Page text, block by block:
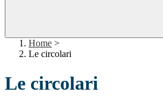
Home >
Le circolari
Le circolari